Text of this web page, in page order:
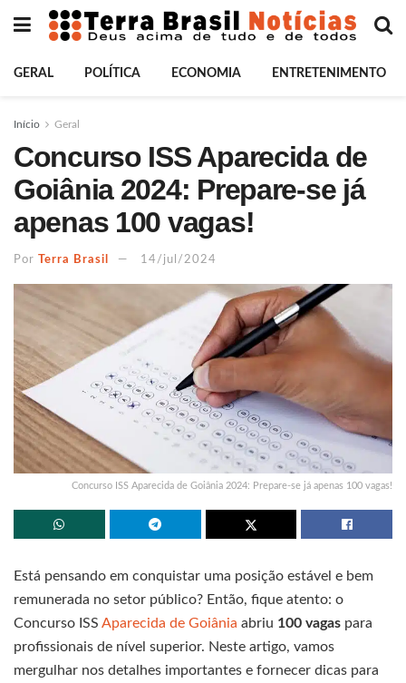
GERAL POLÍTICA ECONOMIA ENTRETENIMENTO
Início Geral
Concurso ISS Aparecida de
Goiânia 2024: Prepare-se já
apenas 100 vagas!
Por Terra Brasil 14/jul/2024
Concurso ISS Aparecida de Goiânia 2024: Prepare-se já apenas 100 vagas!
Está pensando em conquistar uma posição estável e bem
remunerada no setor público? Então, fique atento: o
Concurso ISS Aparecida de Goiânia abriu 100 vagas para
profissionais de nível superior. Neste artigo, vamos
mergulhar nos detalhes importantes e fornecer dicas para